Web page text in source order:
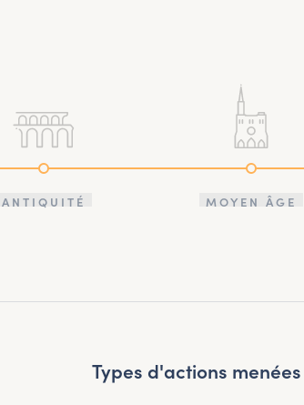
ANTIQUITÉ MOYEN ÂGE
Types d'actions menées